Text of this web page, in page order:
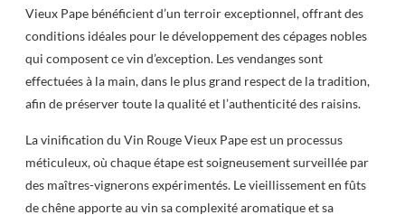
Vieux Pape bénéficient d’un terroir exceptionnel, offrant des
conditions idéales pour le développement des cépages nobles
qui composent ce vin d’exception. Les vendanges sont
effectuées à la main, dans le plus grand respect de la tradition,
afin de préserver toute la qualité et l’authenticité des raisins.
La vinification du Vin Rouge Vieux Pape est un processus
méticuleux, où chaque étape est soigneusement surveillée par
des maîtres-vignerons expérimentés. Le vieillissement en fûts
de chêne apporte au vin sa complexité aromatique et sa